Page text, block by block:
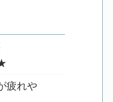
疲れや